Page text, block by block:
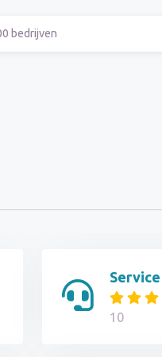
Service
10